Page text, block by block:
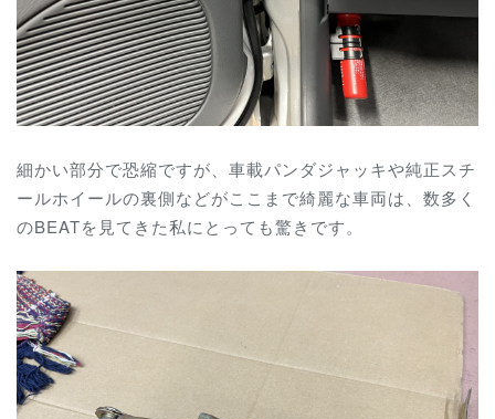
細かい部分で恐縮ですが、車載パンダジャッキや純正スチ
ールホイールの裏側などがここまで綺麗な車両は、数多く
のBEATを見てきた私にとっても驚きです。